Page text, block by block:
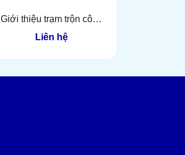
Giới thiệu trạm trộn công
suất 75m3/h
Liên hệ